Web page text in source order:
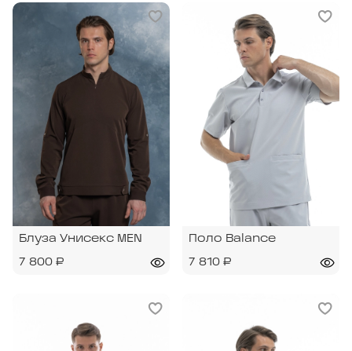
Блуза Унисекс MEN
7 800 ₽
Поло Balance
7 810 ₽